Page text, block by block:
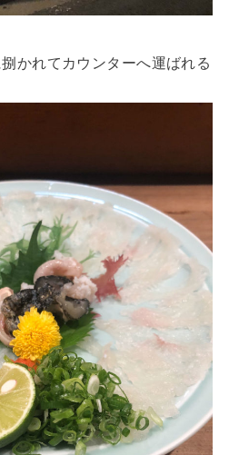
かれてカウンターへ運ばれる